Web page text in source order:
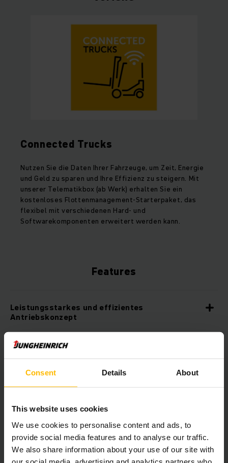
Consent Details About
This website uses cookies
We use cookies to personalise content and ads, to
provide social media features and to analyse our traffic.
We also share information about your use of our site with
Connected Trucks
Nutzen Sie die Daten Ihrer Fahrzeuge, um Zeit, Energie
und Geld zu sparen und Ihre Effizienz zu steigern. Mit
unserer Telematikbox (ab Werk) erhalten Sie ein
kostenloses Flottenmanagement-Starterpaket, das
flexibel mit verschiedenen Hard- und
Softwarekomponenten erweitert werden kann.
Features
Leistungsstarkes und effizientes
Antriebskonzept
Lange Einsatzzeiten mit Blei-Säure-Batterie
Erhältlich mit Lithium-Ionen-Technologie
Robuste Bauweise für härteste Einsätze
Zentrales Anzeige- und Einstellinstrument für